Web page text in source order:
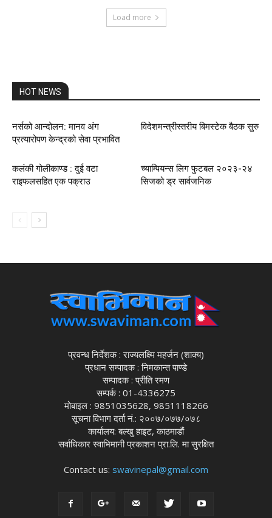
Load more
HOT NEWS
नर्सको आन्दोलन: मानव अंग
प्रत्यारोपण केन्द्रको सेवा प्रभावित
विदेशमन्त्रीस्तरीय बिमस्टेक बैठक सुरु
कलंकी गोलीकाण्ड : दुई वटा
राइफलसहित एक पक्राउ
च्याम्पियन्स लिग फुटबल २०२३-२४
सिजको ड्र सार्वजनिक
प्रवन्ध निर्देशक : राज्यलक्ष्मि महर्जन (शाक्य)
प्रधान सम्पादक : निमकान्त पाण्डे
सम्पादक : प्रीति रमण
सम्पर्क : 01-4336275
मोबाइल : 9851035628, 9851118266
सूचना विभाग दर्ता नं.: २००७/०७७/०७८
कार्यालय: बल्खु हाइट, काठमाडौं
सर्वाधिकार स्वाभिमानी प्रकाशन प्रा.लि. मा सुरक्षित
Contact us: swavinepal@gmail.com